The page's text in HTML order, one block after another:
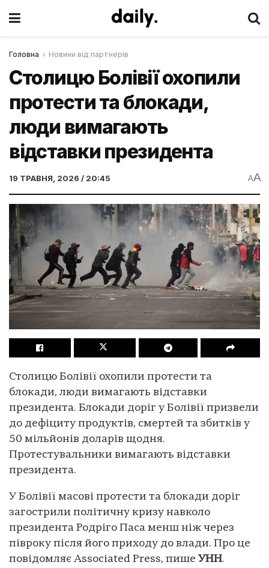
Головна Новини від партнерів
Столицю Болівії охопили
протести та блокади,
люди вимагають
відставки президента
19 ТРАВНЯ, 2026 / 20:45 AA
Столицю Болівії охопили протести та
блокади, люди вимагають відставки
президента. Блокади доріг у Болівії призвели
до дефіциту продуктів, смертей та збитків у
50 мільйонів доларів щодня.
Протестувальники вимагають відставки
президента.
У Болівії масові протести та блокади доріг
загострили політичну кризу навколо
президента Родріго Паса менш ніж через
півроку після його приходу до влади. Про це
повідомляє Associated Press, пише УНН.